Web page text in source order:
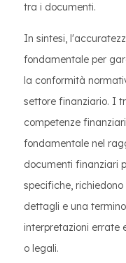
tra i documenti.
In sintesi,
fondamentale per
la conformità
settore finanziario. I
competenze
fondamentale nel
documenti finanziari
specifiche,
dettagli e una
interpretazioni errate
o legali.